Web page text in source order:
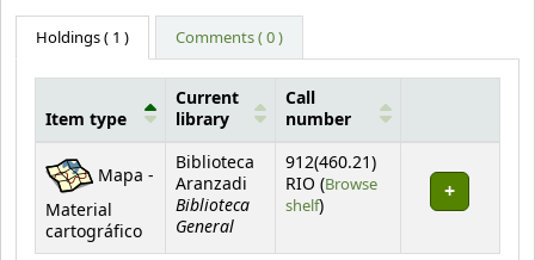
Holdings( 1 ) Comments ( 0 )
Holdings
Item type
Current
library
Call
number
Mapa -
Material
cartográfico
Biblioteca
Aranzadi
Biblioteca
General
912(460.21)
RIO (Browse
shelf(Opens below)
)